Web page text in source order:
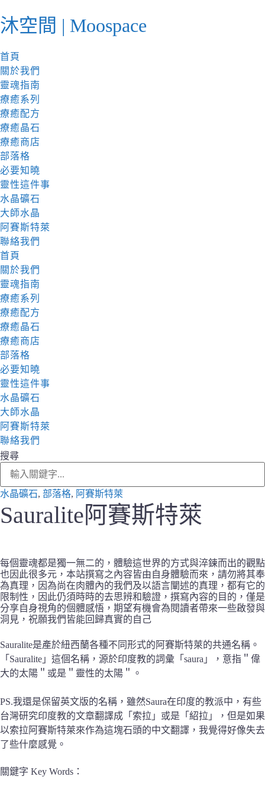
至
內
容
沐空間 | Moospace
首頁
關於我們
靈魂指南
療癒系列
療癒配方
療癒晶石
療癒商店
部落格
必要知曉
靈性這件事
水晶礦石
大師水晶
阿賽斯特萊
聯絡我們
首頁
關於我們
靈魂指南
療癒系列
療癒配方
療癒晶石
療癒商店
部落格
必要知曉
靈性這件事
水晶礦石
大師水晶
阿賽斯特萊
聯絡我們
搜尋
水晶礦石, 部落格, 阿賽斯特萊
Sauralite阿賽斯特萊
每個靈魂都是獨一無二的，體驗這世界的方式與淬鍊而出的觀點
也因此很多元，本站撰寫之內容皆由自身體驗而來，請勿將其奉
為真理，因為尚在肉體內的我們及以語言闡述的真理，都有它的
限制性，因此仍須時時的去思辨和驗證，撰寫內容的目的，僅是
分享自身視角的個體感悟，期望有機會為閱讀者帶來一些啟發與
洞見，祝願我們皆能回歸真實的自己
Sauralite是產於紐西蘭各種不同形式的阿賽斯特萊的共通名稱。
「Sauralite」這個名稱，源於印度教的詞彙「saura」，意指＂偉
大的太陽＂或是＂靈性的太陽＂。
PS.我還是保留英文版的名稱，雖然Saura在印度的教派中，有些
台灣研究印度教的文章翻譯成「索拉」或是「紹拉」，但是如果
以索拉阿賽斯特萊來作為這塊石頭的中文翻譯，我覺得好像失去
了些什麼感覺。
關鍵字 Key Words：